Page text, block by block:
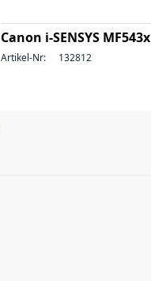
Canon i-SENSYS MF543x
Artikel-Nr: 132812